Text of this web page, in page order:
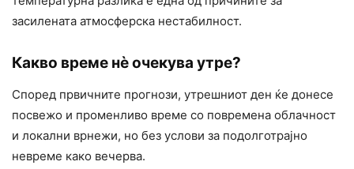
засилената атмосферска нестабилност.
Какво време нè очекува утре?
Според првичните прогнози, утрешниот ден ќе донесе
посвежо и променливо време со повремена облачност
и локални врнежи, но без услови за подолготрајно
невреме како вечерва.